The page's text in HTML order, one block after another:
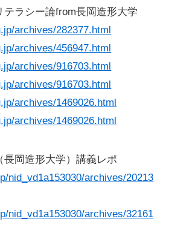
テラシー論from長岡造形大学
archives/282377.html
archives/456947.html
archives/916703.html
archives/916703.html
archives/1469026.html
archives/1469026.html
長岡造形大学）講義レポ
nid_vd1a153030/archives/20213
nid_vd1a153030/archives/32161